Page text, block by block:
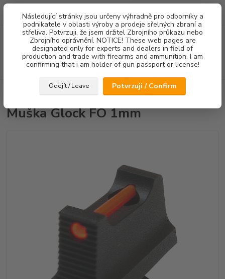
Následující stránky jsou určeny výhradně pro odborníky a
podnikatele v oblasti výroby a prodeje sřelných zbraní a
střeliva. Potvrzuji, že jsem držitel Zbrojního průkazu nebo
Zbrojního oprávnění. NOTICE! These web pages are
designated only for experts and dealers in field of
production and trade with firearms and ammunition. I am
confirming that i am holder of gun passport or license!
Odejít / Leave Potvrzuji / Confirm
Menu
Hledat
za0,00 Kč
Muška Glock FO 1mm
Muška Glock FO 1mm